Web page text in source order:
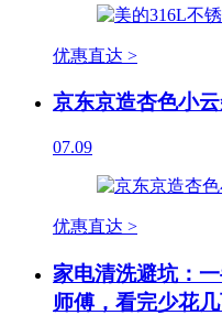
优惠直达 >
京东京造杏色小
07.09
优惠直达 >
家电清洗避坑：
师傅，看完少花